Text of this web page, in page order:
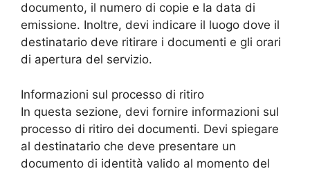
documento, il numero di copie e la data di
emissione. Inoltre, devi indicare il luogo dove il
destinatario deve ritirare i documenti e gli orari
di apertura del servizio.
Informazioni sul processo di ritiro
In questa sezione, devi fornire informazioni sul
processo di ritiro dei documenti. Devi spiegare
al destinatario che deve presentare un
documento di identità valido al momento del